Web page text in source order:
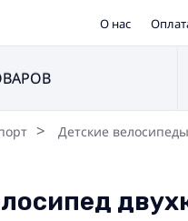
О нас
Детские велосипеды